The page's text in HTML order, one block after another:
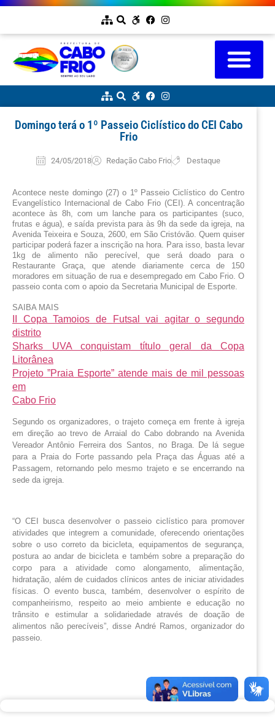
Domingo terá o 1º Passeio Ciclístico do CEI Cabo
Frio
24/05/2018 Redação Cabo Frio Destaque
Acontece neste domingo (27) o 1º Passeio Ciclístico do Centro
Evangelístico Internacional de Cabo Frio (CEI). A concentração
acontece às 8h, com um lanche para os participantes (suco,
frutas e água), e saída prevista para às 9h da sede da igreja, na
Avenida Teixeira e Souza, 2600, em São Cristóvão. Quem quiser
participar poderá fazer a inscrição na hora. Para isso, basta levar
1kg de alimento não perecível, que será doado para o
Restaurante Graça, que atende diariamente cerca de 150
moradores em situação de rua e desempregado em Cabo Frio. O
passeio conta com o apoio da Secretaria Municipal de Esporte.
SAIBA MAIS
II Copa Tamoios de Futsal vai agitar o segundo
distrito
Sharks UVA conquistam título geral da Copa
Litorânea
Projeto ”Praia Esporte” atende mais de mil pessoas
em
Cabo Frio
Segundo os organizadores, o trajeto começa em frente à igreja
em direção ao trevo de Arraial do Cabo dobrando na Avenida
Vereador Antônio Ferreira dos Santos, no Braga. De lá segue
para a Praia do Forte passando pela Praça das Águas até a
Passagem, retornando pelo mesmo trajeto e se encerrando na
sede da igreja.
“O CEI busca desenvolver o passeio ciclístico para promover
atividades que integrem a comunidade, oferecendo orientações
sobre o uso correto da bicicleta, equipamentos de segurança,
postura ao andar de bicicleta e também sobre a preparação do
corpo para a atividade como alongamento, alimentação,
hidratação, além de cuidados clínicos antes de iniciar atividades
físicas. O evento busca, também, desenvolver o espírito de
companheirismo, respeito ao meio ambiente e educação no
trânsito e estimular a solidariedade através de doação de
alimentos não perecíveis”, disse André Ramos, organizador do
passeio.